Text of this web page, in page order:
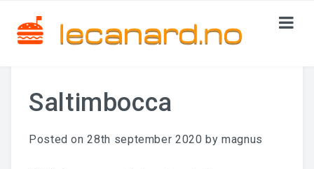
KATEGORIER
Italiensk Mat
Saltimbocca
Posted on28th september 2020 bymagnus